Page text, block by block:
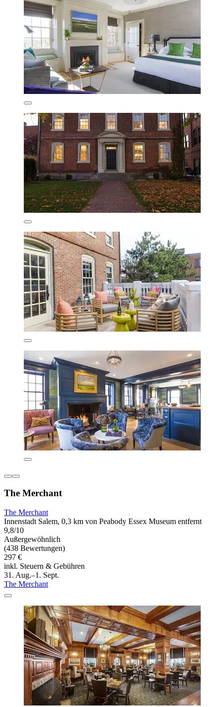
The Merchant
The Merchant
Innenstadt Salem, 0,3 km von Peabody Essex Museum entfernt
9,8/10
Außergewöhnlich
(438 Bewertungen)
297 €
inkl. Steuern & Gebühren
31. Aug.–1. Sept.
The Merchant